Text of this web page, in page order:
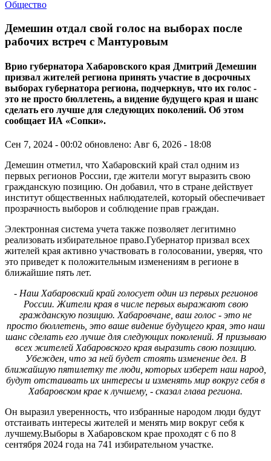
Общество
Демешин отдал свой голос на выборах после
рабочих встреч с Мантуровым
Врио губернатора Хабаровского края Дмитрий Демешин
призвал жителей региона принять участие в досрочных
выборах губернатора региона, подчеркнув, что их голос -
это не просто бюллетень, а видение будущего края и шанс
сделать его лучше для следующих поколений. Об этом
сообщает ИА «Сопки».
Сен 7, 2024 - 00:02 обновлено: Авг 6, 2026 - 18:08
Демешин отметил, что Хабаровский край стал одним из
первых регионов России, где жители могут выразить свою
гражданскую позицию. Он добавил, что в стране действует
институт общественных наблюдателей, который обеспечивает
прозрачность выборов и соблюдение прав граждан.
Электронная система учета также позволяет легитимно
реализовать избирательное право.Губернатор призвал всех
жителей края активно участвовать в голосовании, уверяя, что
это приведет к положительным изменениям в регионе в
ближайшие пять лет.
- Наш Хабаровский край голосует один из первых регионов
России. Жители края в числе первых выражают свою
гражданскую позицию. Хабаровчане, ваш голос - это не
просто бюллетень, это ваше видение будущего края, это наш
шанс сделать его лучше для следующих поколений. Я призываю
всех жителей Хабаровского края выразить свою позицию.
Убежден, что за ней будет стоять изменение дел. В
ближайшую пятилетку те люди, которых изберет наш народ,
будут отстаивать их интересы и изменять мир вокруг себя в
Хабаровском крае к лучшему, - сказал глава региона.
Он выразил уверенность, что избранные народом люди будут
отстаивать интересы жителей и менять мир вокруг себя к
лучшему.Выборы в Хабаровском крае проходят с 6 по 8
сентября 2024 года на 741 избирательном участке.